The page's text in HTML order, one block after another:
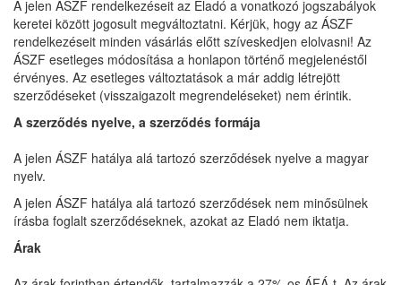
A jelen ÁSZF rendelkezéseit az Eladó a vonatkozó jogszabályok
keretei között jogosult megváltoztatni. Kérjük, hogy az ÁSZF
rendelkezéseit minden vásárlás előtt szíveskedjen elolvasni! Az
ÁSZF esetleges módosítása a honlapon történő megjelenéstől
érvényes. Az esetleges változtatások a már addig létrejött
szerződéseket (visszaigazolt megrendeléseket) nem érintik.
A szerződés nyelve, a szerződés formája
A jelen ÁSZF hatálya alá tartozó szerződések nyelve a magyar
nyelv.
A jelen ÁSZF hatálya alá tartozó szerződések nem minősülnek
írásba foglalt szerződéseknek, azokat az Eladó nem iktatja.
Árak